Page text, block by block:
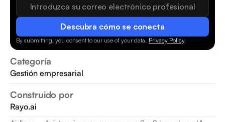
Descubra cómo se conecta
By submitting, you consent to our use of your data. Privacy Policy.
Categoría
Gestión empresarial
Construido por
Rayo.ai